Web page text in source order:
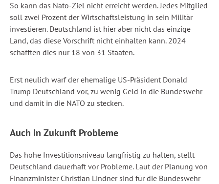
So kann das Nato-Ziel nicht erreicht werden. Jedes Mitglied
soll zwei Prozent der Wirtschaftsleistung in sein Militär
investieren. Deutschland ist hier aber nicht das einzige
Land, das diese Vorschrift nicht einhalten kann. 2024
schafften dies nur 18 von 31 Staaten.
Erst neulich warf der ehemalige US-Präsident Donald
Trump Deutschland vor, zu wenig Geld in die Bundeswehr
und damit in die NATO zu stecken.
Auch in Zukunft Probleme
Das hohe Investitionsniveau langfristig zu halten, stellt
Deutschland dauerhaft vor Probleme. Laut der Planung von
Finanzminister Christian Lindner sind für die Bundeswehr